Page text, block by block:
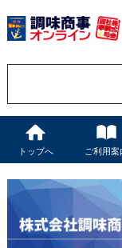
トップへ ご利用案